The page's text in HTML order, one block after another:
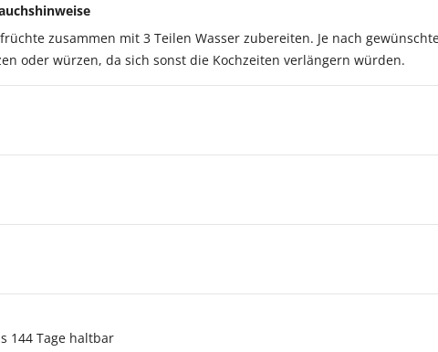
zusammen mit 3 Teilen Wasser zubereiten. Je nach
oder würzen, da sich sonst die Kochzeiten verlängern würden.
144 Tage haltbar